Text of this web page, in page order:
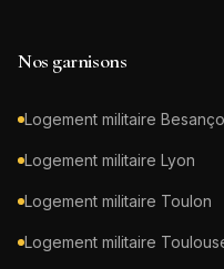
Nos garnisons
Logement militaire
Logement militaire Lyon
Logement militaire Toulon
Logement militaire